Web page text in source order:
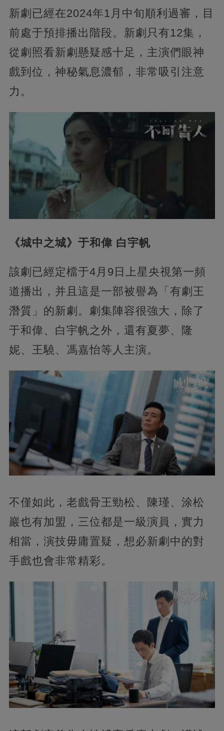
新劇已經在2024年1月中旬順利過審，目
前處于預排播出階段。新劇只有12集，
從劇照看新劇懸疑感十足，主演們眼神
戲到位，神秘氣息濃郁，非常吸引注意
力。
《城中之城》于和偉 白宇帆
該劇已經定檔于4月9日上星央視第一頻
道播出，并且這是一部被譽為「有劇王
潛質」的新劇。劇集陣容很強大，除了
于和偉、白宇帆之外，還有夏夢、隆
妮、王驍、馮嘉怡等人主演。
不僅如此，老戲骨王勁松、陳瑾、涂松
巖也有加盟，三位都是一級演員，實力
相當，演技毋庸置疑，想必新劇中的對
手戲也會非常精彩。